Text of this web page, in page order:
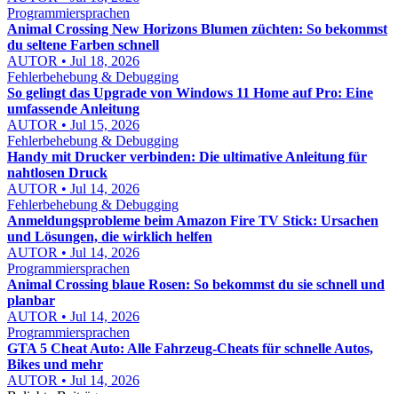
Programmiersprachen
Animal Crossing New Horizons Blumen züchten: So bekommst
du seltene Farben schnell
AUTOR • Jul 18, 2026
Fehlerbehebung & Debugging
So gelingt das Upgrade von Windows 11 Home auf Pro: Eine
umfassende Anleitung
AUTOR • Jul 15, 2026
Fehlerbehebung & Debugging
Handy mit Drucker verbinden: Die ultimative Anleitung für
nahtlosen Druck
AUTOR • Jul 14, 2026
Fehlerbehebung & Debugging
Anmeldungsprobleme beim Amazon Fire TV Stick: Ursachen
und Lösungen, die wirklich helfen
AUTOR • Jul 14, 2026
Programmiersprachen
Animal Crossing blaue Rosen: So bekommst du sie schnell und
planbar
AUTOR • Jul 14, 2026
Programmiersprachen
GTA 5 Cheat Auto: Alle Fahrzeug-Cheats für schnelle Autos,
Bikes und mehr
AUTOR • Jul 14, 2026